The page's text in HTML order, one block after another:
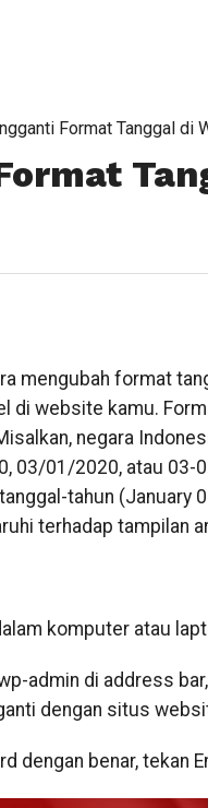
Format Tanggal di
mengubah format
di website kamu.
negara
03/01/2020, atau 03-
tahun (January
terhadap tampilan
komputer atau
admin di address
dengan situs
dengan benar, tekan